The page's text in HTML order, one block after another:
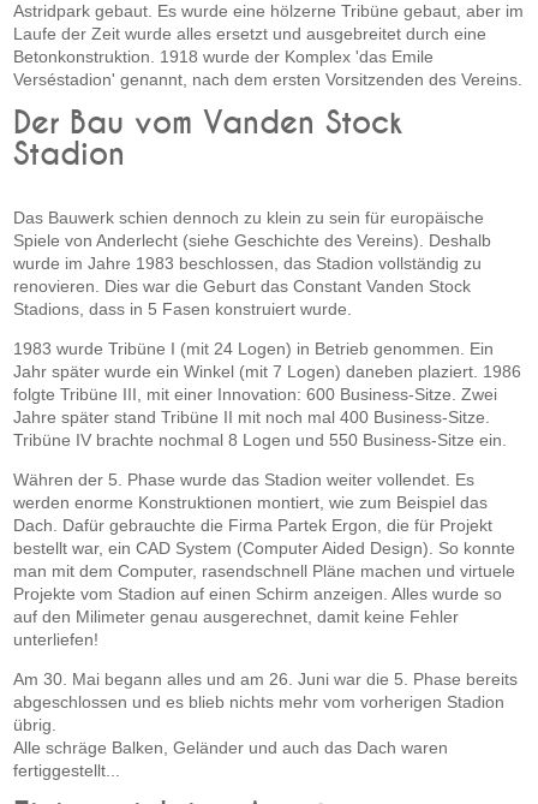
Astridpark gebaut. Es wurde eine hölzerne Tribüne gebaut, aber im
Laufe der Zeit wurde alles ersetzt und ausgebreitet durch eine
Betonkonstruktion. 1918 wurde der Komplex 'das Emile
Verséstadion' genannt, nach dem ersten Vorsitzenden des Vereins.
Der Bau vom Vanden Stock
Stadion
Das Bauwerk schien dennoch zu klein zu sein für europäische
Spiele von Anderlecht (siehe Geschichte des Vereins). Deshalb
wurde im Jahre 1983 beschlossen, das Stadion vollständig zu
renovieren. Dies war die Geburt das Constant Vanden Stock
Stadions, dass in 5 Fasen konstruiert wurde.
1983 wurde Tribüne I (mit 24 Logen) in Betrieb genommen. Ein
Jahr später wurde ein Winkel (mit 7 Logen) daneben plaziert. 1986
folgte Tribüne III, mit einer Innovation: 600 Business-Sitze. Zwei
Jahre später stand Tribüne II mit noch mal 400 Business-Sitze.
Tribüne IV brachte nochmal 8 Logen und 550 Business-Sitze ein.
Währen der 5. Phase wurde das Stadion weiter vollendet. Es
werden enorme Konstruktionen montiert, wie zum Beispiel das
Dach. Dafür gebrauchte die Firma Partek Ergon, die für Projekt
bestellt war, ein CAD System (Computer Aided Design). So konnte
man mit dem Computer, rasendschnell Pläne machen und virtuele
Projekte vom Stadion auf einen Schirm anzeigen. Alles wurde so
auf den Milimeter genau ausgerechnet, damit keine Fehler
unterliefen!
Am 30. Mai begann alles und am 26. Juni war die 5. Phase bereits
abgeschlossen und es blieb nichts mehr vom vorherigen Stadion
übrig.
Alle schräge Balken, Geländer und auch das Dach waren
fertiggestellt...